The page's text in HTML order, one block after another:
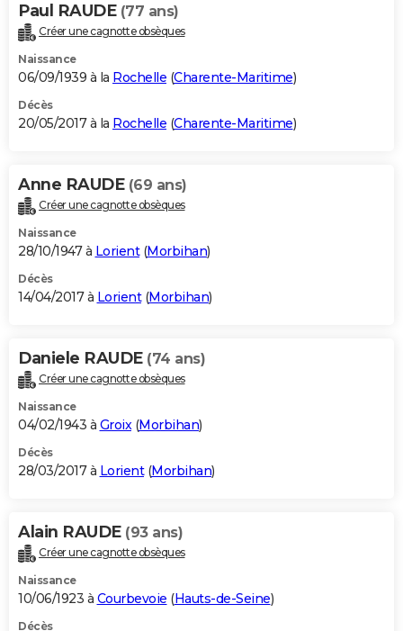
Paul RAUDE (77 ans)
Créer une cagnotte obsèques
Naissance
06/09/1939 à la Rochelle (Charente-Maritime)
Décès
20/05/2017 à la Rochelle (Charente-Maritime)
Anne RAUDE (69 ans)
Créer une cagnotte obsèques
Naissance
28/10/1947 à Lorient(Morbihan)
Décès
14/04/2017 à Lorient(Morbihan)
Daniele RAUDE (74 ans)
Créer une cagnotte obsèques
Naissance
04/02/1943 à Groix(Morbihan)
Décès
28/03/2017 à Lorient(Morbihan)
Alain RAUDE (93 ans)
Créer une cagnotte obsèques
Naissance
10/06/1923 à Courbevoie (Hauts-de-Seine)
Décès